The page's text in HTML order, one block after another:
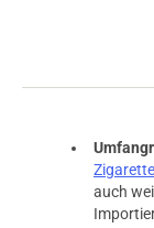
auch